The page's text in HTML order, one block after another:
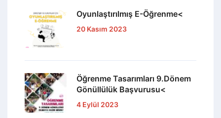
Oyunlaştırılmış E-Öğrenme<
20 Kasım 2023
Öğrenme Tasarımları 9.Dönem
Gönüllülük Başvurusu<
4 Eylül 2023